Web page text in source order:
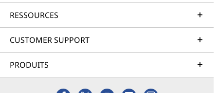
RESSOURCES
CUSTOMER SUPPORT
PRODUITS